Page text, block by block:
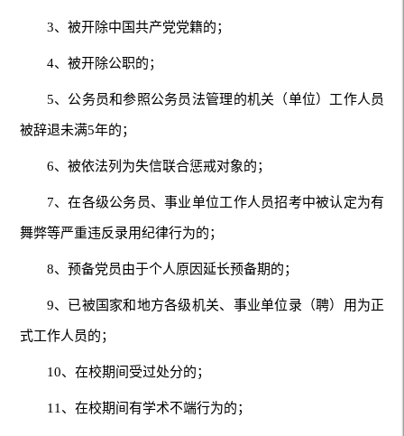
3、被开除中国共产党党籍的；
4、被开除公职的；
5、公务员和参照公务员法管理的机关（单位）工作人员
被辞退未满5年的；
6、被依法列为失信联合惩戒对象的；
7、在各级公务员、事业单位工作人员招考中被认定为有
舞弊等严重违反录用纪律行为的；
8、预备党员由于个人原因延长预备期的；
9、已被国家和地方各级机关、事业单位录（聘）用为正
式工作人员的；
10、在校期间受过处分的；
11、在校期间有学术不端行为的；